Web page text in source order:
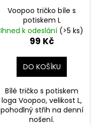
Voopoo tričko bíle s
potiskem L
Ihned k odeslání (>5 ks)
99 Kč
DO KOŠÍKU
Bílé tričko s potiskem
loga Voopoo, velikost L,
pohodlný střih na denní
nošení.